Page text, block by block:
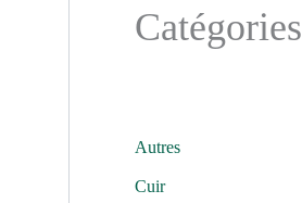
Catégories
Autres
Cuir